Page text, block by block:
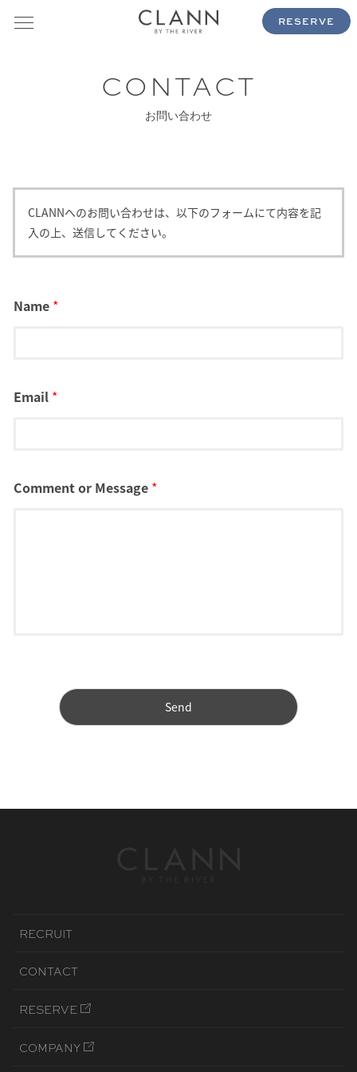
RESERVE
お問い合わせ
CLANNへのお問い合わせは、以下のフォームにて内容を記
入の上、送信してください。
Name *
Email *
Comment or Message *
Send
RECRUIT
CONTACT
RESERVE
COMPANY